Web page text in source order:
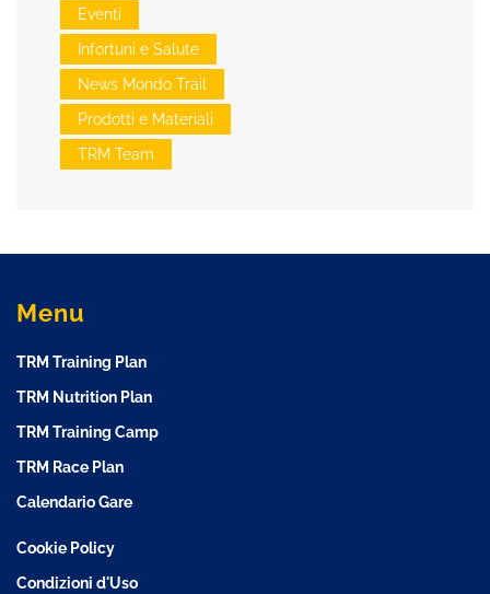
Eventi
Infortuni e Salute
News Mondo Trail
Prodotti e Materiali
TRM Team
Menu
TRM Training Plan
TRM Nutrition Plan
TRM Training Camp
TRM Race Plan
Calendario Gare
Cookie Policy
Condizioni d'Uso